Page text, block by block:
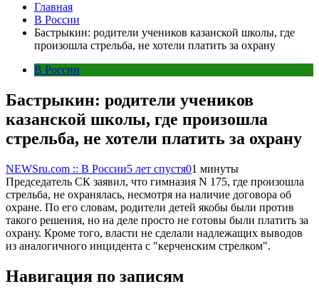
Главная
В России
Бастрыкин: родители учеников казанской школы, где
произошла стрельба, не хотели платить за охрану
В России
Бастрыкин: родители учеников
казанской школы, где произошла
стрельба, не хотели платить за охрану
NEWSru.com :: В России5 лет спустя01 минуты
Председатель СК заявил, что гимназия N 175, где произошла
стрельба, не охранялась, несмотря на наличие договора об
охране. По его словам, родители детей якобы были против
такого решения, но на деле просто не готовы были платить за
охрану. Кроме того, власти не сделали надлежащих выводов
из аналогичного инцидента с "керченским стрелком".
Навигация по записям